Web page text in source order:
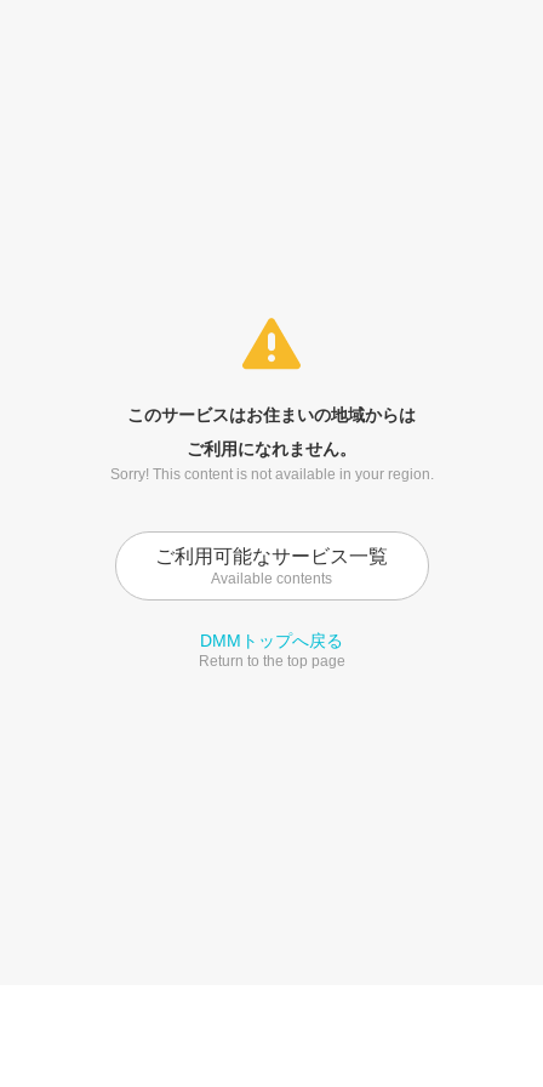
このサービスはお住まいの地域からは
ご利用になれません。
Sorry! This content is not available in your region.
ご利用可能なサービス一覧
Available contents
DMMトップへ戻る
Return to the top page